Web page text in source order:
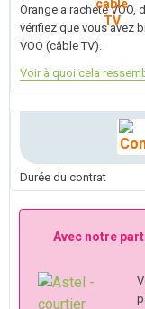
Orange a racheté
vérifiez que vous avez
VOO (câble TV).
Voir à quoi cela
Durée du contrat
Avec notre